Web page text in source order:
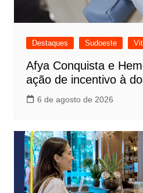
Destaques Sudoeste
Afya Conquista e
ação de incentivo à
6 de agosto de 2026